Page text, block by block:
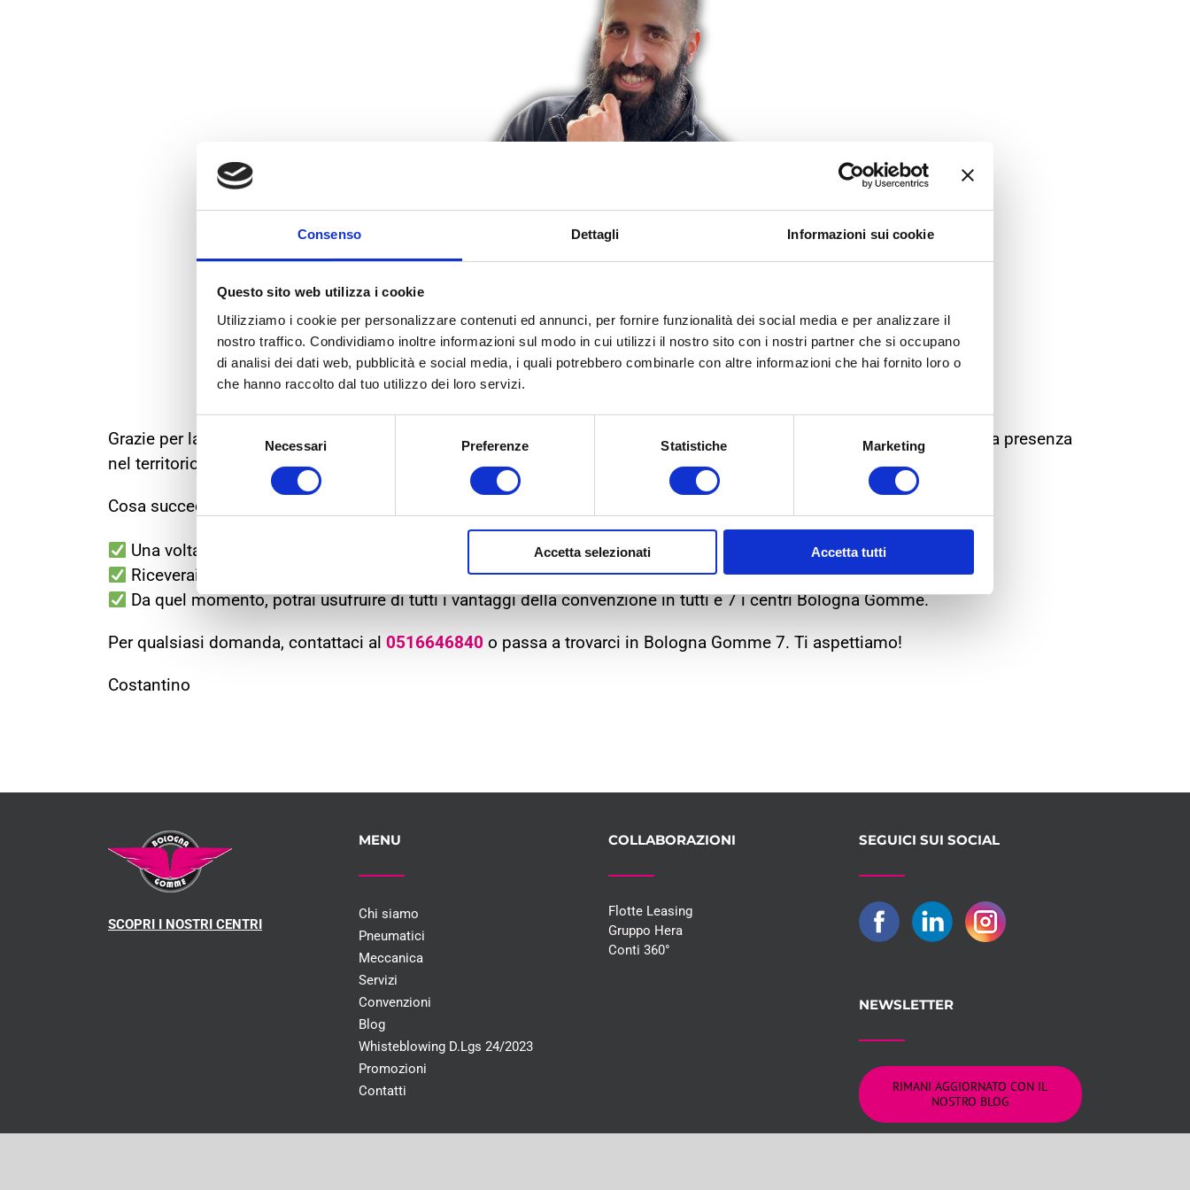
Consenso Dettagli Informazioni sui cookie
Questo sito web utilizza i cookie
Utilizziamo i cookie per personalizzare contenuti ed annunci, per fornire funzionalità dei social media e per analizzare il
nostro traffico. Condividiamo inoltre informazioni sul modo in cui utilizzi il nostro sito con i nostri partner che si occupano
di analisi dei dati web, pubblicità e social media, i quali potrebbero combinarle con altre informazioni che hai fornito loro o
che hanno raccolto dal tuo utilizzo dei loro servizi.
del
consenso
Necessari Preferenze Statistiche Marketing
Accetta selezionati Accetta tutti
Grazie per la tua richiesta! Stiamo verificando l’appartenenza della tua azienda al nostro circuito convenzionato e la sua presenza
nel territorio limitrofo al centro Bologna Gomme 7.
Cosa succede ora?
Una volta completata la verifica, procederemo con l’attivazione definitiva della convenzione.
Riceverai un’email di conferma non appena la convenzione sarà attiva.
Da quel momento, potrai usufruire di tutti i vantaggi della convenzione in tutti e 7 i centri Bologna Gomme.
Per qualsiasi domanda, contattaci al 0516646840 o passa a trovarci in Bologna Gomme 7. Ti aspettiamo!
Costantino
SCOPRI I NOSTRI CENTRI
MENU
Chi siamo
Pneumatici
Meccanica
Servizi
Convenzioni
Blog
Whisteblowing D.Lgs 24/2023
Promozioni
Contatti
COLLABORAZIONI
Flotte Leasing
Gruppo Hera
Conti 360°
SEGUICI SUI SOCIAL
NEWSLETTER
RIMANI AGGIORNATO CON IL
NOSTRO BLOG